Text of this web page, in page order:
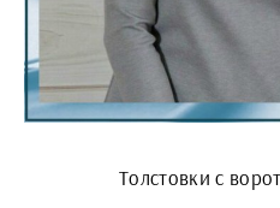
Толстовки с